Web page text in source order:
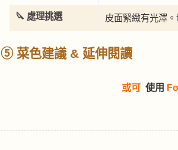
🔪 處理挑選 皮面緊緻有光澤
⑤ 菜色建議 & 延伸閱讀
或可 使用